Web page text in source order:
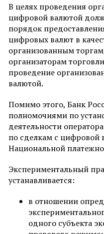
В целях проведения
цифровой валютой
порядок
цифровых валют в
организованным
организаторам
проведение
валютой.
Помимо этого, Банк
полномочиями по
деятельности
по сделкам с цифровой
Национальной
Экспериментальный
устанавливается:
в отношении
одного субъекта